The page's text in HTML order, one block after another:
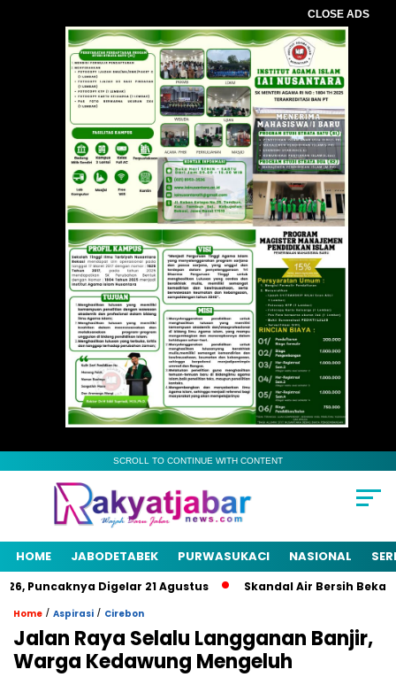
CLOSE ADS
SCROLL TO CONTINUE WITH CONTENT
HOME JABODETABEK PURWASUKACI NASIONAL
Puncaknya Digelar 21 Agustus Skandal Air Bersih Bekasi!
Home / Aspirasi / Cirebon
Jalan Raya Selalu Langganan Banjir,
Warga Kedawung Mengeluh